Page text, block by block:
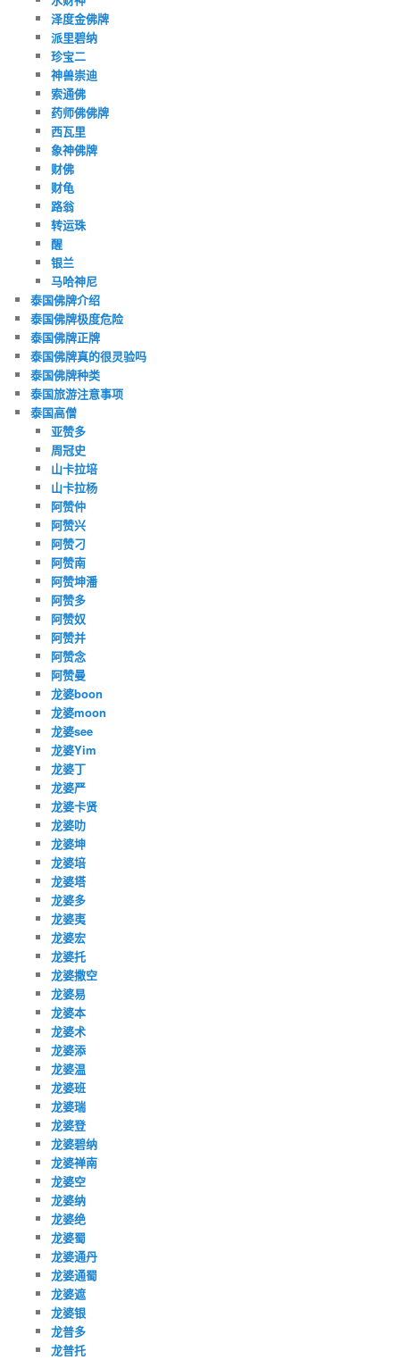
泽度金佛牌
派里碧纳
珍宝二
神兽崇迪
索通佛
药师佛佛牌
西瓦里
象神佛牌
财佛
财龟
路翁
转运珠
醒
银兰
马哈神尼
泰国佛牌介绍
泰国佛牌极度危险
泰国佛牌正牌
泰国佛牌真的很灵验吗
泰国佛牌种类
泰国旅游注意事项
泰国高僧
亚赞多
周冠史
山卡拉培
山卡拉杨
阿赞仲
阿赞兴
阿赞刁
阿赞南
阿赞坤潘
阿赞多
阿赞奴
阿赞并
阿赞念
阿赞曼
龙婆boon
龙婆moon
龙婆see
龙婆Yim
龙婆丁
龙婆严
龙婆卡贤
龙婆叻
龙婆坤
龙婆培
龙婆塔
龙婆多
龙婆夷
龙婆宏
龙婆托
龙婆撒空
龙婆易
龙婆本
龙婆术
龙婆添
龙婆温
龙婆班
龙婆瑞
龙婆登
龙婆碧纳
龙婆禅南
龙婆空
龙婆纳
龙婆绝
龙婆蜀
龙婆通丹
龙婆通蜀
龙婆遮
龙婆银
龙普多
龙普托